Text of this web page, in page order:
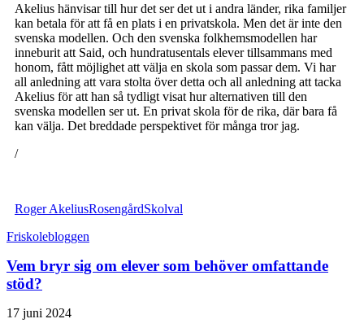
Akelius hänvisar till hur det ser det ut i andra länder, rika familjer
kan betala för att få en plats i en privatskola. Men det är inte den
svenska modellen. Och den svenska folkhemsmodellen har
inneburit att Said, och hundratusentals elever tillsammans med
honom, fått möjlighet att välja en skola som passar dem. Vi har
all anledning att vara stolta över detta och all anledning att tacka
Akelius för att han så tydligt visat hur alternativen till den
svenska modellen ser ut. En privat skola för de rika, där bara få
kan välja. Det breddade perspektivet för många tror jag.
/
Roger AkeliusRosengårdSkolval
Friskolebloggen
Vem bryr sig om elever som behöver omfattande
stöd?
17 juni 2024